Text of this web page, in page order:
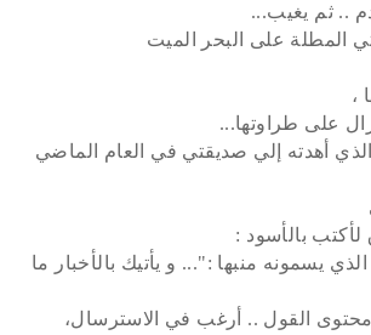
.. ثم يغيب...
المطلة على البحر الميت
،
على طراوتها...
أهدته إلي صديقتي في العام الماضي
لأكتب بالأسود :
يسمونه منبها :"... و يأتيك بالأخبار ما
القول .. أرغب في الاسترسال،